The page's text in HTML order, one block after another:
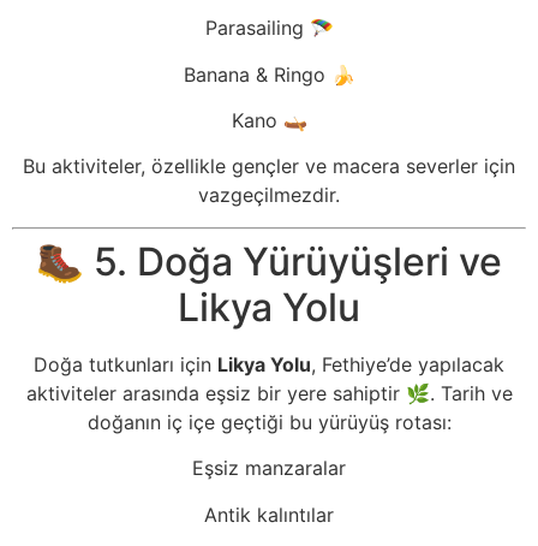
Parasailing 🪂
Banana & Ringo 🍌
Kano 🛶
Bu aktiviteler, özellikle gençler ve macera severler için
vazgeçilmezdir.
🥾 5. Doğa Yürüyüşleri ve
Likya Yolu
Doğa tutkunları için Likya Yolu, Fethiye’de yapılacak
aktiviteler arasında eşsiz bir yere sahiptir 🌿. Tarih ve
doğanın iç içe geçtiği bu yürüyüş rotası:
Eşsiz manzaralar
Antik kalıntılar